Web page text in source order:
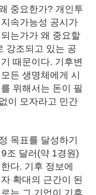
중요한가? 개인투
속가능성 공시가
는가가 왜 중요할
강조되고 있는 공
때문이다. 기후변
든 생명체에게 시
위해서는 돈이 필
이 모자라고 민간
목표를 달성하기
조 달러(약 1경원)
다. 기후 정보에
확대의 근간이 된
는 그 기업이 기후